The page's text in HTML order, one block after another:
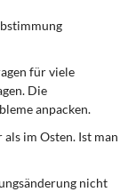
für viele
Die
anpacken.
im Osten. Ist man
nicht